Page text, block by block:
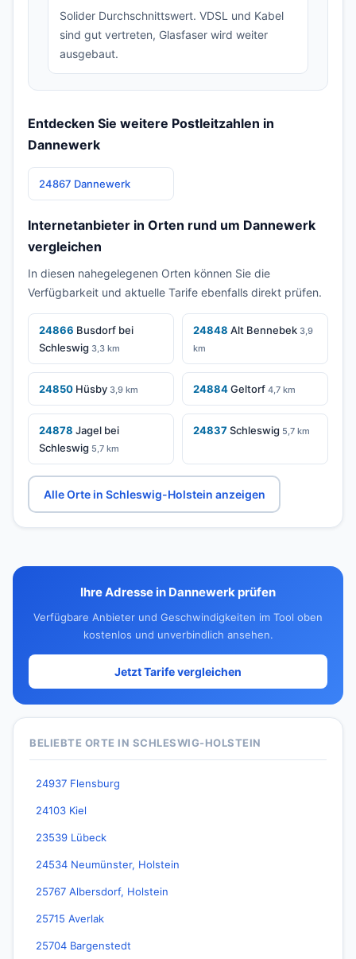
Solider Durchschnittswert. VDSL und Kabel
sind gut vertreten, Glasfaser wird weiter
ausgebaut.
Entdecken Sie weitere Postleitzahlen in
Dannewerk
24867 Dannewerk
Internetanbieter in Orten rund um Dannewerk
vergleichen
In diesen nahegelegenen Orten können Sie die
Verfügbarkeit und aktuelle Tarife ebenfalls direkt prüfen.
24866 Busdorf bei
Schleswig 3,3 km
24848 Alt Bennebek 3,9
km
24850 Hüsby 3,9 km 24884Geltorf 4,7 km
24878 Jagel bei
Schleswig 5,7 km
24837Schleswig 5,7 km
Alle Orte in Schleswig-Holstein anzeigen
Ihre Adresse in Dannewerk prüfen
Verfügbare Anbieter und Geschwindigkeiten im Tool oben
kostenlos und unverbindlich ansehen.
Jetzt Tarife vergleichen
BELIEBTE ORTE IN SCHLESWIG-HOLSTEIN
24937 Flensburg
24103 Kiel
23539 Lübeck
24534 Neumünster, Holstein
25767 Albersdorf, Holstein
25715 Averlak
25704 Bargenstedt